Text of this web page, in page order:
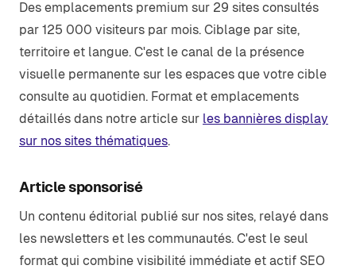
Des emplacements premium sur 29 sites consultés
par 125 000 visiteurs par mois. Ciblage par site,
territoire et langue. C'est le canal de la présence
visuelle permanente sur les espaces que votre cible
consulte au quotidien. Format et emplacements
détaillés dans notre article sur les bannières display
sur nos sites thématiques.
Article sponsorisé
Un contenu éditorial publié sur nos sites, relayé dans
les newsletters et les communautés. C'est le seul
format qui combine visibilité immédiate et actif SEO